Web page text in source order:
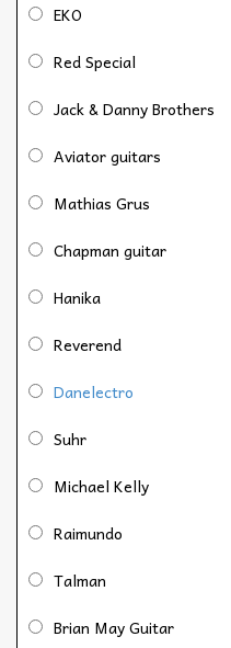
EKO
Red Special
Jack & Danny Brothers
Aviator guitars
Mathias Grus
Chapman guitar
Hanika
Reverend
Danelectro
Suhr
Michael Kelly
Raimundo
Talman
Brian May Guitar